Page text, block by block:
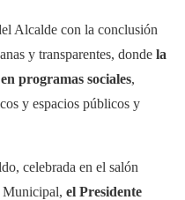
Alcalde con la conclusión
y transparentes, donde la
programas sociales,
y espacios públicos y
celebrada en el salón
Municipal, el Presidente